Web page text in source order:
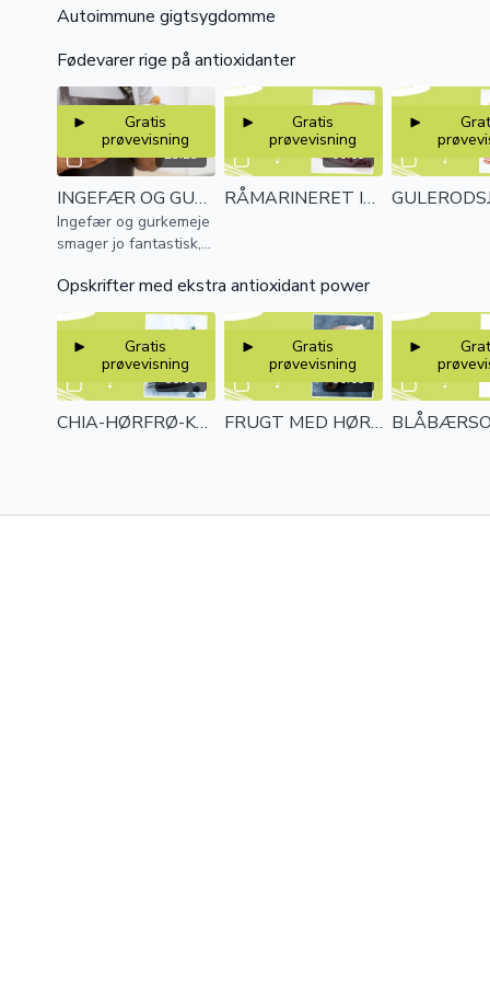
sted og hvorvidt der er
inflammationen eller
ej.
Autoimmune gigtsygdomme
Fødevarer rige på antioxidanter
23:25
Gratis
prøvevisning
INGEFÆR OG GURKEMEJE
Ingefær og gurkemeje
smager jo fantastisk,
sundhedsmæssige
fordele.
00:05
Gratis
prøvevisning
RÅMARINERET INGEFÆR
Opskrifter med ekstra antioxidant power
00:05
Gratis
prøvevisning
CHIA-HØRFRØ-KOKOS-"GRØD"
00:05
Gratis
prøvevisning
FRUGT MED HØRFRØ-KANEL-LAKRIDS-ROSEN-DRYS